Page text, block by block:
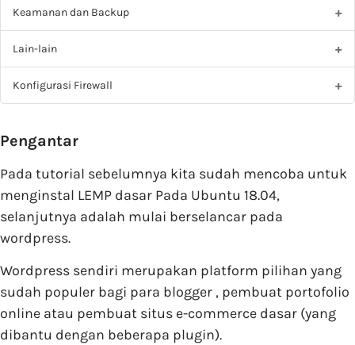
Keamanan dan Backup
Lain-lain
Konfigurasi Firewall
Pengantar
Pada tutorial sebelumnya kita sudah mencoba untuk
menginstal LEMP dasar Pada Ubuntu 18.04,
selanjutnya adalah mulai berselancar pada
wordpress.
Wordpress sendiri merupakan platform pilihan yang
sudah populer bagi para blogger , pembuat portofolio
online atau pembuat situs e-commerce dasar (yang
dibantu dengan beberapa plugin).